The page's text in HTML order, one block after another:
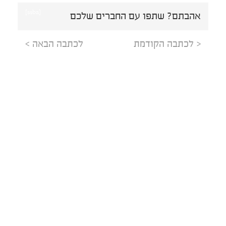
אהבתם? שתפו עם החברים שלכם
< לכתבה הקודמת לכתבה הבאה >